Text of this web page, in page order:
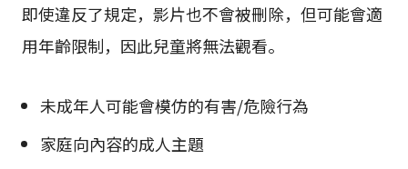
即使違反了規定，影片也不會被刪除，但可能會適
用年齡限制，因此兒童將無法觀看。
未成年人可能會模仿的有害/危險行為
家庭向內容的成人主題